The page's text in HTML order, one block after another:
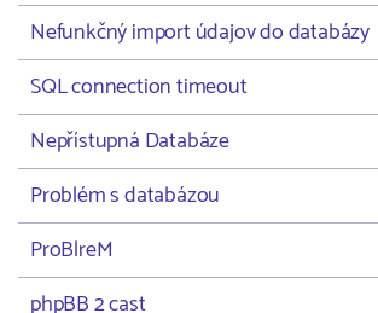
Nefunkčný import údajov do databázy
SQL connection timeout
Nepřístupná Databáze
Problém s databázou
ProBlreM
phpBB 2 cast